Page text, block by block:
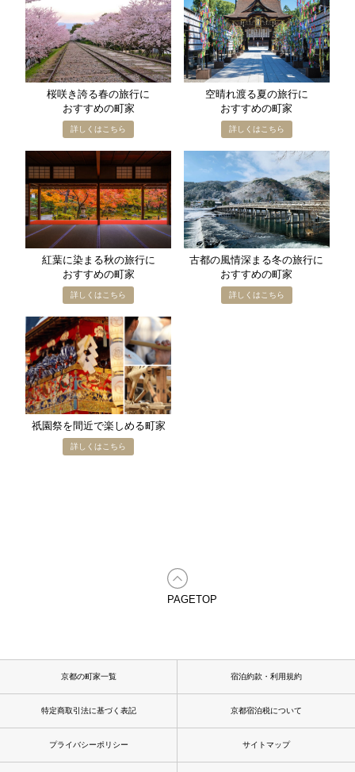
桜咲き誇る​春の​旅行に​
おすすめの​町家
空晴れ渡る​夏の​旅行に​
おすすめの​町家
紅葉に​染まる​秋の​旅行に​
おすすめの​町家
古都の​風情深まる​冬の​旅行に​
おすすめの​町家
祇園祭を​間近で​楽しめる​町家
PAGETOP
京都の町家一覧 宿泊約款・利用規約
特定商取引法に基づく表記 京都宿泊税について
プライバシーポリシー サイトマップ